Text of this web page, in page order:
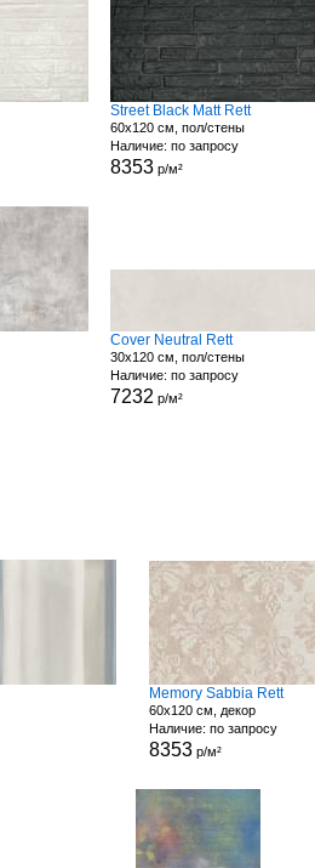
Street Black Matt Rett
60x120 см, пол/стены
Наличие: по запросу
8353 р/м²
Cover Neutral Rett
30x120 см, пол/стены
Наличие: по запросу
7232 р/м²
Memory Sabbia Rett
60x120 см, декор
Наличие: по запросу
8353 р/м²